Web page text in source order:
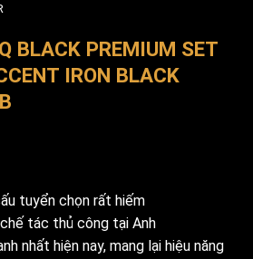
BLACK PREMIUM SET
IRON BLACK
tuyển chọn rất hiếm
tác thủ công tại Anh
nhất hiện nay, mang lại hiệu năng